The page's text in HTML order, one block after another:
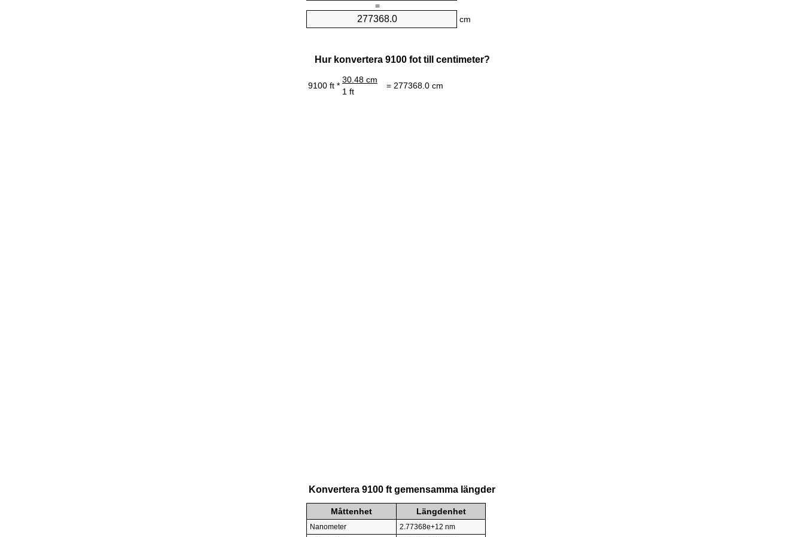
=
cm
Hur konvertera 9100 fot till centimeter?
9100 ft *
30.48 cm
= 277368.0 cm
1 ft
Konvertera 9100 ft gemensamma längder
Måttenhet Längdenhet
Nanometer
2.77368e+12 nm